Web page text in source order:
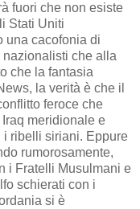
fuori che non esiste
Stati Uniti
una cacofonia di
che alla
che la fantasia
la verità è che il
feroce che
meridionale e
i ribelli siriani. Eppure
rumorosamente,
i Fratelli Musulmani e
schierati con i
si è